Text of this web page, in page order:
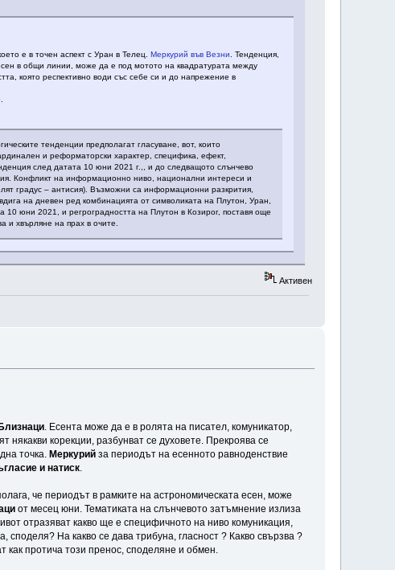
е в точен аспект с Уран в Телец. Меркурий във Везни. Тенденция,
в общи линии, може да е под мотото на квадратурата между
която респективно води със себе си и до напрежение в
тенденции предполагат гласуване, вот, които
и реформаторски характер, специфика, ефект,
след датата 10 юни 2021 г.,, и до следващото слънчево
Конфликт на информационно ниво, национални интереси и
градус – антисия). Възможни са информационни разкрития,
на дневен ред комбинацията от символиката на Плутон, Уран,
юни 2021, и регроградността на Плутон в Козирог, поставя още
и хвърляне на прах в очите.
Активен
. Есента може да е в ролята на писател, комуникатор,
някакви корекции, разбунват се духовете. Прекроява се
точка. Меркурийза периодът на есенното равноденствие
и натиск.
че периодът в рамките на астрономическата есен, може
от месец юни. Тематиката на слънчевото затъмнение излиза
отразяват какво ще е специфичното на ниво комуникация,
На какво се дава трибуна, гласност ? Какво свързва ?
протича този пренос, споделяне и обмен.